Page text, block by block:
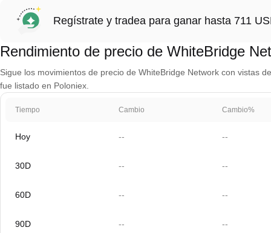
Regístrate y tradea para ganar hasta 711
Rendimiento de precio de WhiteBridge
Sigue los movimientos de precio de WhiteBridge Network con vistas
fue listado en Poloniex.
Tiempo Cambio Cambio%
Hoy -- --
30D -- --
60D -- --
90D -- --